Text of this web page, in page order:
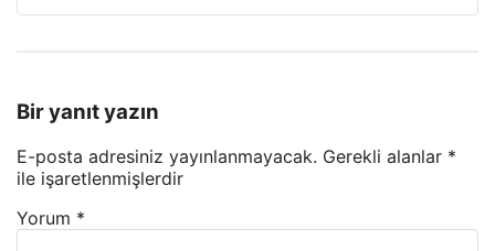
Bir yanıt yazın
E-posta adresiniz yayınlanmayacak. Gerekli alanlar *
ile işaretlenmişlerdir
Yorum *